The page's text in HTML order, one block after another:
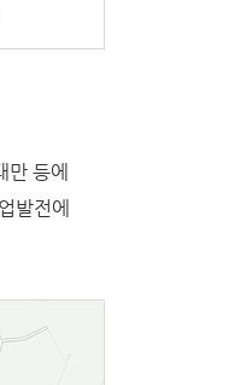
등에
발전에